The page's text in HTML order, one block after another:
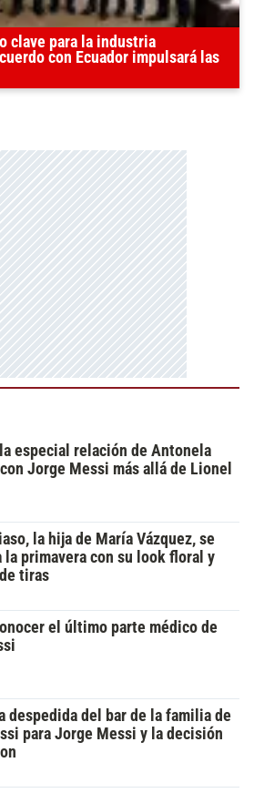
clave para la industria
con Ecuador impulsará las
especial relación de Antonela
Jorge Messi más allá de Lionel
la hija de María Vázquez, se
la primavera con su look floral y
tiras
el último parte médico de
despedida del bar de la familia de
para Jorge Messi y la decisión